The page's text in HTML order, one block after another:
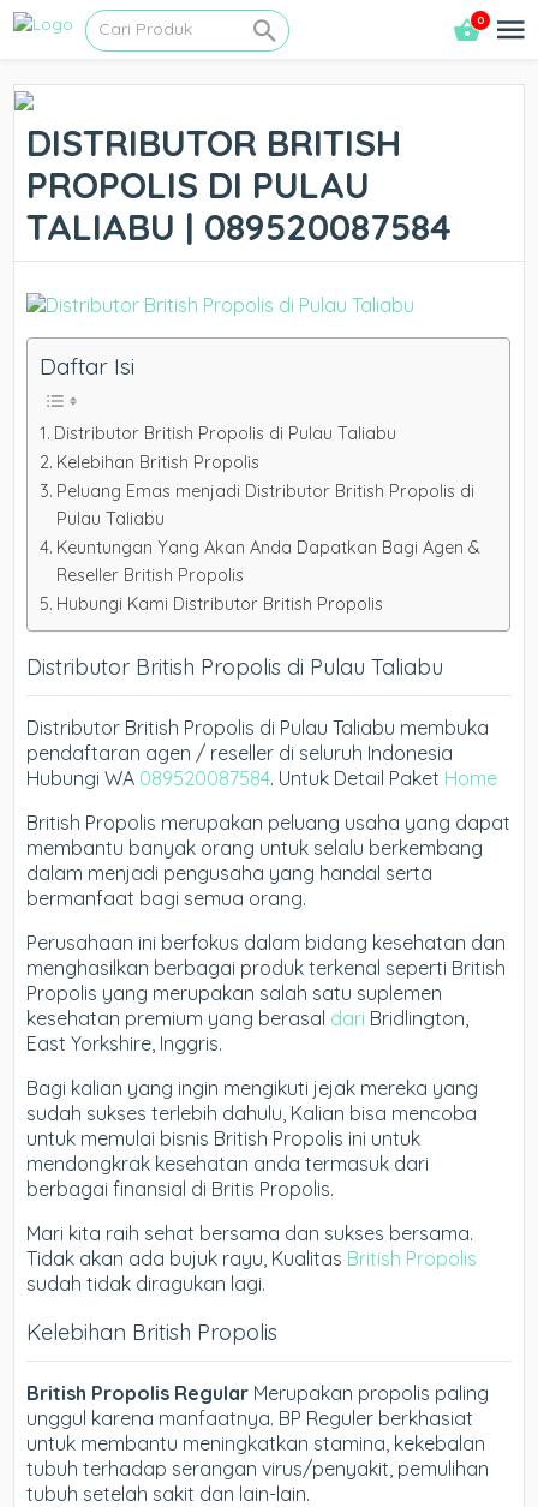
0
DISTRIBUTOR BRITISH
PROPOLIS DI PULAU
TALIABU | 089520087584
Daftar Isi
Distributor British Propolis di Pulau Taliabu
Kelebihan British Propolis
Peluang Emas menjadi Distributor British Propolis di
Pulau Taliabu
Keuntungan Yang Akan Anda Dapatkan Bagi Agen &
Reseller British Propolis
Hubungi Kami Distributor British Propolis
Distributor British Propolis di Pulau Taliabu
Distributor British Propolis di Pulau Taliabu membuka
pendaftaran agen / reseller di seluruh Indonesia
Hubungi WA 089520087584. Untuk Detail Paket Home
British Propolis merupakan peluang usaha yang dapat
membantu banyak orang untuk selalu berkembang
dalam menjadi pengusaha yang handal serta
bermanfaat bagi semua orang.
Perusahaan ini berfokus dalam bidang kesehatan dan
menghasilkan berbagai produk terkenal seperti British
Propolis yang merupakan salah satu suplemen
kesehatan premium yang berasal dari Bridlington,
East Yorkshire, Inggris.
Bagi kalian yang ingin mengikuti jejak mereka yang
sudah sukses terlebih dahulu, Kalian bisa mencoba
untuk memulai bisnis British Propolis ini untuk
mendongkrak kesehatan anda termasuk dari
berbagai finansial di Britis Propolis.
Mari kita raih sehat bersama dan sukses bersama.
Tidak akan ada bujuk rayu, Kualitas British Propolis
sudah tidak diragukan lagi.
Kelebihan British Propolis
British Propolis Regular Merupakan propolis paling
unggul karena manfaatnya. BP Reguler berkhasiat
untuk membantu meningkatkan stamina, kekebalan
tubuh terhadap serangan virus/penyakit, pemulihan
tubuh setelah sakit dan lain-lain.